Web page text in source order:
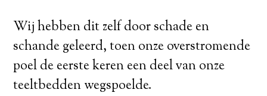
Wij hebben dit zelf door schade en
schande geleerd, toen onze overstromende
poel de eerste keren een deel van onze
teeltbedden wegspoelde.